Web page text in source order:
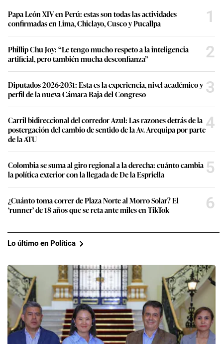
Papa León XIV en Perú: estas son todas las actividades
confirmadas en Lima, Chiclayo, Cusco y Pucallpa
1
Phillip Chu Joy: “Le tengo mucho respeto a la inteligencia
artificial, pero también mucha desconfianza”
2
Diputados 2026-2031: Esta es la experiencia, nivel académico y
perfil de la nueva Cámara Baja del Congreso
3
Carril bidireccional del corredor Azul: Las razones detrás de la
postergación del cambio de sentido de la Av. Arequipa por parte
de la ATU
4
Colombia se suma al giro regional a la derecha: cuánto cambia
la política exterior con la llegada de De la Espriella
5
¿Cuánto toma correr de Plaza Norte al Morro Solar? El
‘runner’ de 18 años que se reta ante miles en TikTok
6
Lo último en Política